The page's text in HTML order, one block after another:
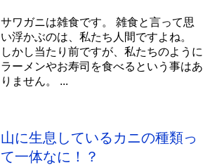
サワガニは雑食です。 雑食と言って思
い浮かぶのは、私たち人間ですよね。
しかし当たり前ですが、私たちのように
ラーメンやお寿司を食べるという事はあ
りません。 ...
山に生息しているカニの種類っ
て一体なに！？